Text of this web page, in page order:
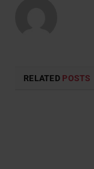
RELATED POSTS